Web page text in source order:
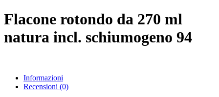
Prodotti chimici(267)
Flacone rotondo da 270 ml
natura incl. schiumogeno 94
Informazioni
Recensioni (0)